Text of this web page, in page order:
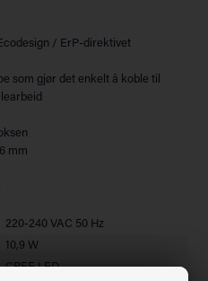
/ ErP-direktivet
som gjør det enkelt å koble til
mm
220-240 VAC 50 Hz
10,9 W
CREE LED